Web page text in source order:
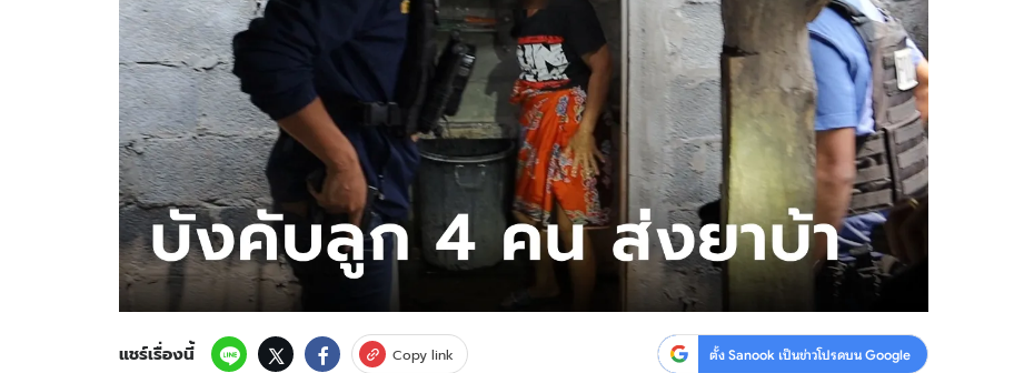
ดาวน์โหลดสนุกแอปฟรี ติดตามสนุกโซเชียลได้ที่
สงวนลิขสิทธิ์ ©2569 บริษัท อิมเมจ ฟิวเจอร์ (ประเทศไทย) จำกัด
แชร์เรื่องนี้ Copy link ตั้ง Sanook เป็นข่าวโปรดบน Google